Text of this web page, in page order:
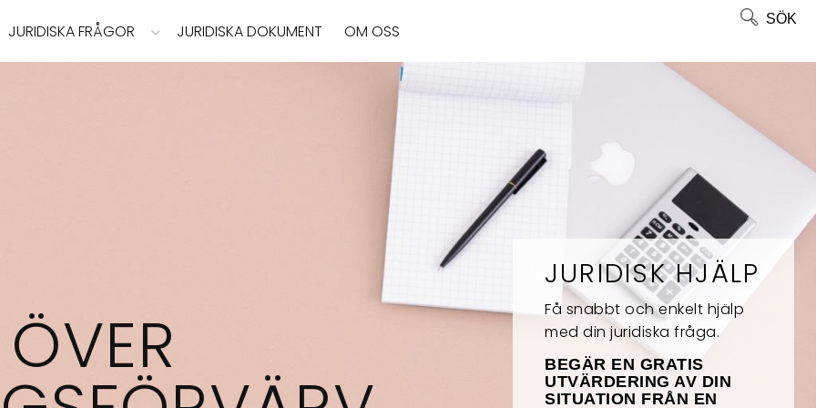
JURIDISKA FRÅGOR JURIDISKA DOKUMENT OM OSS
SÖK
JURIDISK HJÄLP
Få snabbt och enkelt hjälp
med din juridiska fråga.
BEGÄR EN GRATIS
UTVÄRDERING AV DIN
SITUATION FRÅN EN